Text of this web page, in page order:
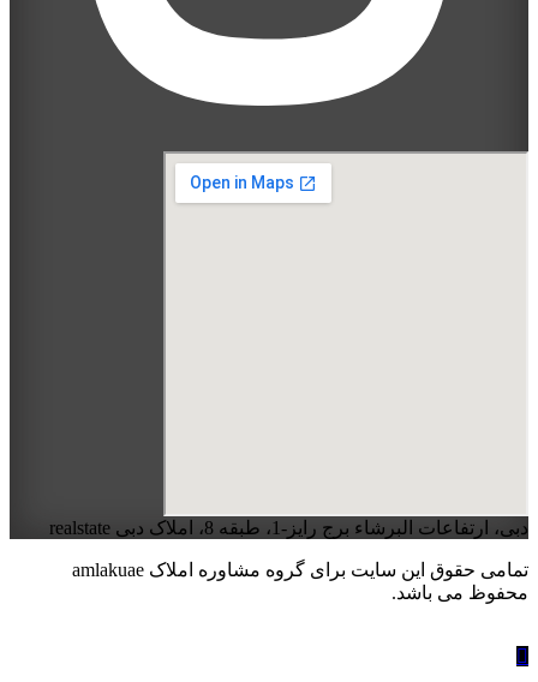
دبی، ارتفاعات البرشاء برج رایز-1، طبقه 8، املاک دبی realstate
تمامی حقوق این سایت برای گروه مشاوره املاک amlakuae
محفوظ می باشد.